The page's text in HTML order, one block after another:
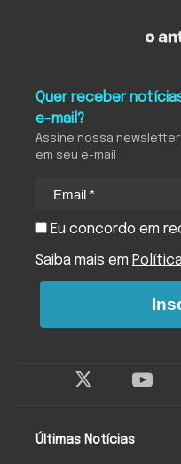
Últimas Notícias
Quer receber
e-mail?
Assine nossa
em seu e-mail
Eu concordo em
Saiba mais em